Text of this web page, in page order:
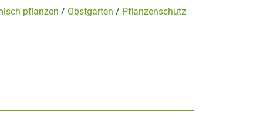
pflanzen Obstgarten
Pflanzenschutz